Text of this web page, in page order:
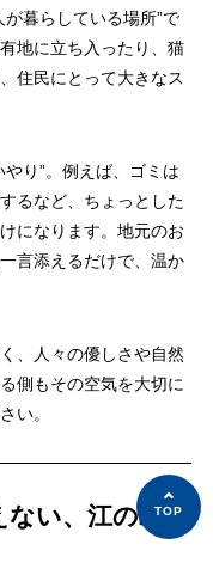
暮らしている場所”で
地に立ち入ったり、猫
住民にとって大きなス
り”。例えば、ゴミは
るなど、ちょっとした
になります。地元のお
言添えるだけで、温か
、人々の優しさや自然
側もその空気を大切に
い。
ない、江の島